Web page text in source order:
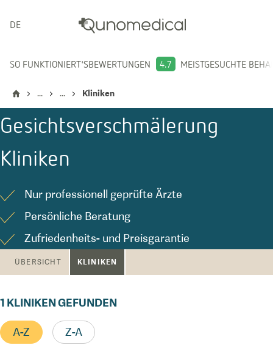
DEUTSCH
SO FUNKTIONIERT'SBEWERTUNGEN 4.7 MEISTGESUCHTE
... ... Kliniken
Gesichtsverschmälerung
Kliniken
Nur professionell geprüfte Ärzte
Persönliche Beratung
Zufriedenheits- und Preisgarantie
ÜBERSICHT KLINIKEN
1 KLINIKEN GEFUNDEN
A-Z Z-A